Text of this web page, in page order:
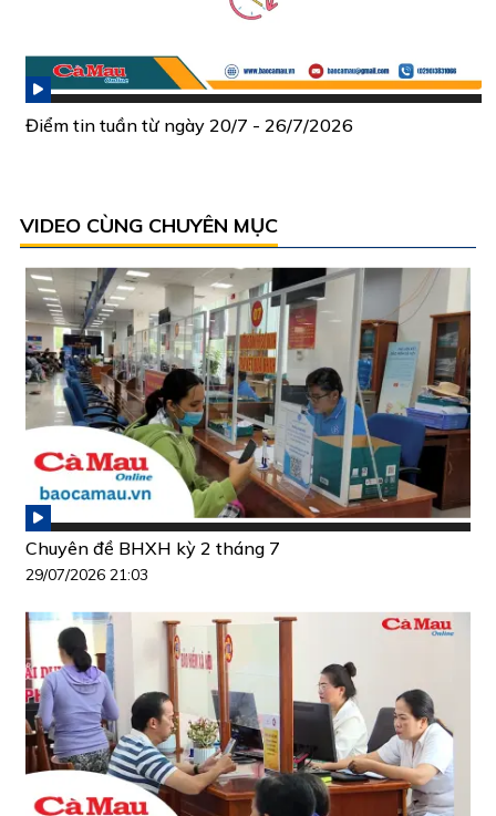
Điểm tin tuần từ ngày 20/7 - 26/7/2026
VIDEO CÙNG CHUYÊN MỤC
Chuyên đề BHXH kỳ 2 tháng 7
29/07/2026 21:03